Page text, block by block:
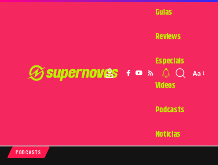
Guias
Reviews
Especiais
Videos
Podcasts
Notícias
Aa
PODCASTS